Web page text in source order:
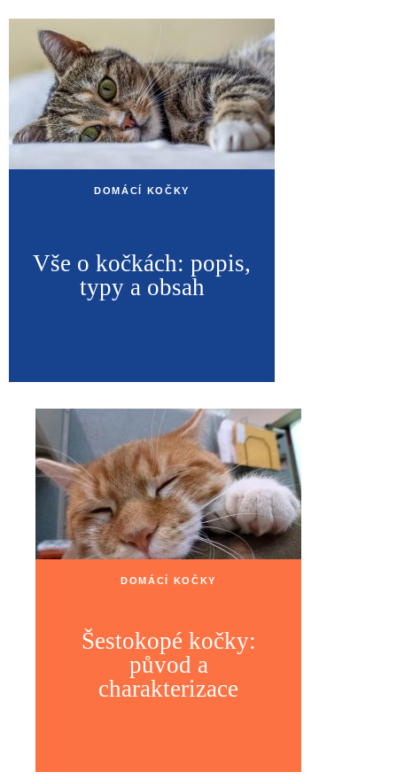
DOMÁCÍ KOČKY
Vše o kočkách: popis,
typy a obsah
DOMÁCÍ KOČKY
Šestokopé kočky:
původ a
charakterizace